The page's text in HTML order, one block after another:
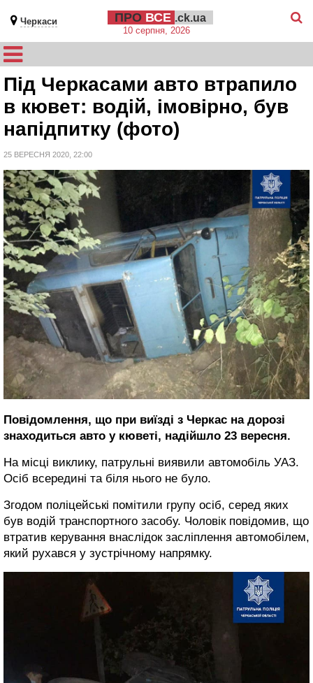
Черкаси ПРО ВСЕ .ck.ua
10 серпня, 2026
Під Черкасами авто втрапило
в кювет: водій, імовірно, був
напідпитку (фото)
25 ВЕРЕСНЯ 2020, 22:00
Повідомлення, що при виїзді з Черкас на дорозі
знаходиться авто у кюветі, надійшло 23 вересня.
На місці виклику, патрульні виявили автомобіль УАЗ.
Осіб всередині та біля нього не було.
Згодом поліцейські помітили групу осіб, серед яких
був водій транспортного засобу. Чоловік повідомив, що
втратив керування внаслідок засліплення автомобілем,
який рухався у зустрічному напрямку.